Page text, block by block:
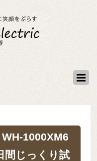
WH-1000XM6
間じっくり試